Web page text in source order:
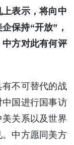
表示，将向中
保持“开放”，
方对此有何评
不可替代的战
国进行国事访
关系以及世界
中方愿同美方